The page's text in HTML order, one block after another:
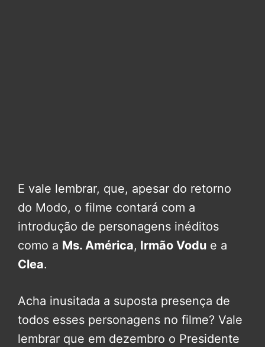
E vale lembrar, que, apesar do retorno
do Modo, o filme contará com a
introdução de personagens inéditos
como a Ms. América, Irmão Vodu e a
Clea.
Acha inusitada a suposta presença de
todos esses personagens no filme? Vale
lembrar que em dezembro o Presidente